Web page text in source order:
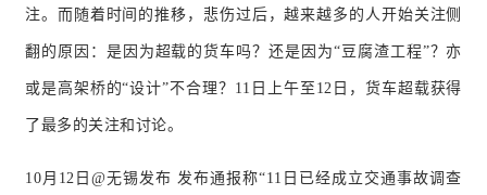
注。 而随着时间的推移，悲伤过后，越来越多的人开始关注侧
翻的原因： 是因为超载的货车吗？还是因为“豆腐渣工程”？亦
或是高架桥的“设计”不合理？ 11日上午至12日，货车超载获得
了最多的关注和讨论。
10月12日@无锡发布 发布通报称“11日已经成立交通事故调查